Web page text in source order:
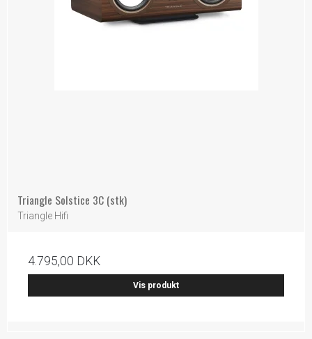
Triangle Solstice 3C (stk)
Triangle Hifi
4.795,00 DKK
Vis produkt